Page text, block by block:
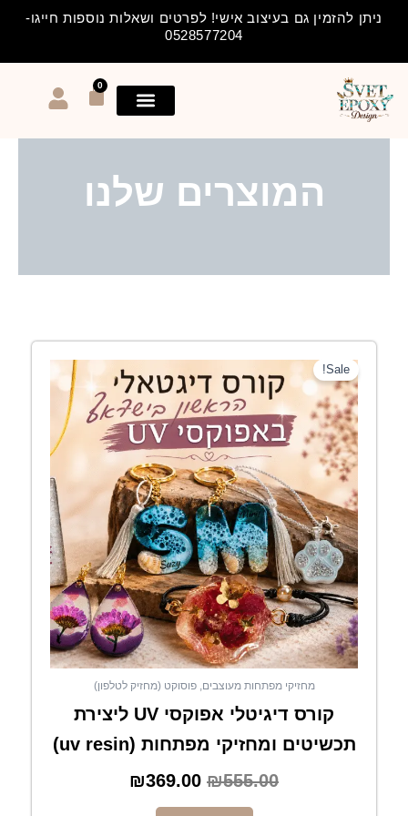
ניתן להזמין גם בעיצוב אישי! לפרטים ושאלות נוספות חייגו-
0528577204
0
עגלת
קניות
המוצרים שלנו
Sale!
מחזיקי מפתחות מעוצבים, פוסוקט (מחזיק לטלפון)
קורס דיגיטלי אפוקסי UV ליצירת
תכשיטים ומחזיקי מפתחות (uv resin)
₪555.00
המקורי
היה:
₪555.00.
₪369.00
הנוכחי
הוא:
₪369.00.